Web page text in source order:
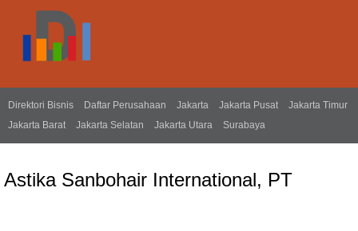
Direktori Bisnis Daftar Perusahaan Jakarta Jakarta Pusat
Jakarta Timur
Jakarta Barat
Jakarta Selatan Jakarta Utara Surabaya
Astika Sanbohair International, PT